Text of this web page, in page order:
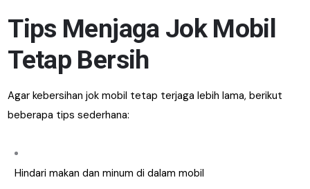
Tips Menjaga Jok Mobil
Tetap Bersih
Agar kebersihan jok mobil tetap terjaga lebih lama, berikut
beberapa tips sederhana:
Hindari makan dan minum di dalam mobil